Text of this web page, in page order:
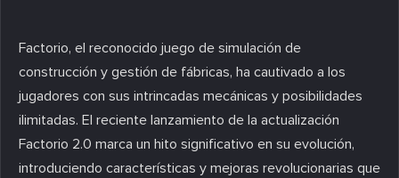
Factorio, el reconocido juego de simulación de
construcción y gestión de fábricas, ha cautivado a los
jugadores con sus intrincadas mecánicas y posibilidades
ilimitadas. El reciente lanzamiento de la actualización
Factorio 2.0 marca un hito significativo en su evolución,
introduciendo características y mejoras revolucionarias que